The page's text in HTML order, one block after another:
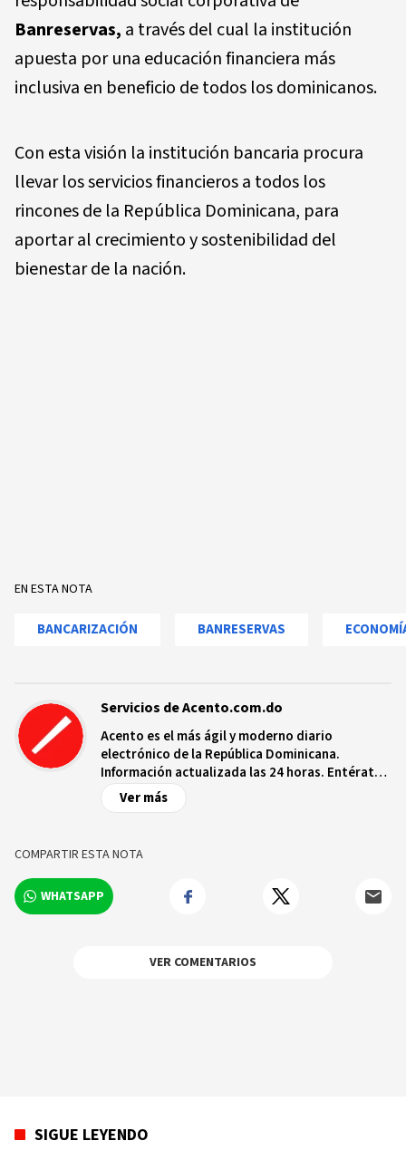
Banreservas, a través del cual la institución
apuesta por una educación financiera más
inclusiva en beneficio de todos los dominicanos.
Con esta visión la institución bancaria procura
llevar los servicios financieros a todos los
rincones de la República Dominicana, para
aportar al crecimiento y sostenibilidad del
bienestar de la nación.
EN ESTA NOTA
BANCARIZACIÓN BANRESERVAS
Servicios de Acento.com.do
Acento es el más ágil y moderno diario
electrónico de la República Dominicana.
Información actualizada las 24 horas. Entérate
de las noticias y sucesos más importantes a
nivel nacional e internacional, videos y fotos
relevantes en tiempo real.
Ver más
COMPARTIR ESTA NOTA
WHATSAPP
VER COMENTARIOS
SIGUE LEYENDO